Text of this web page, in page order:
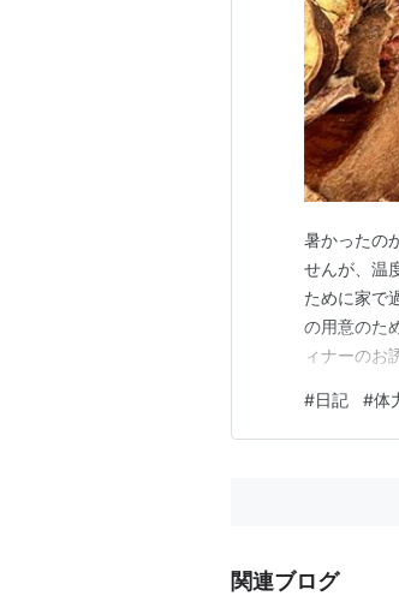
暑かったの
せんが、温
ために家で
の用意のた
ィナーのお
社交的な人
にせっせと
#日記 #体
関連ブログ